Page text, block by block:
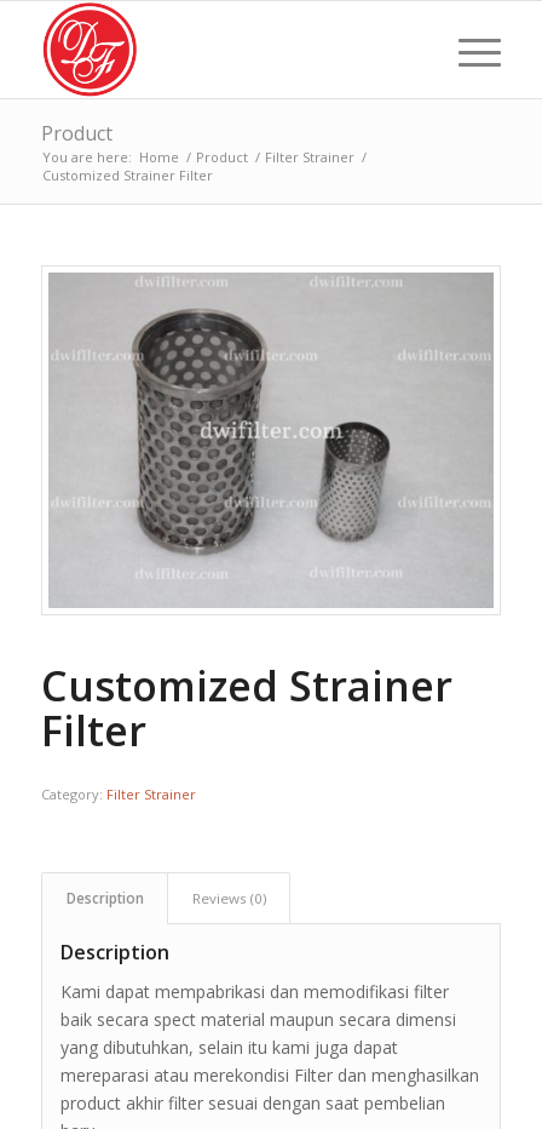
Product
You are here: Home / Product / Filter Strainer /
Customized Strainer Filter
Customized Strainer
Filter
Category: Filter Strainer
Description Reviews (0)
Description
Kami dapat mempabrikasi dan memodifikasi filter
baik secara spect material maupun secara dimensi
yang dibutuhkan, selain itu kami juga dapat
mereparasi atau merekondisi Filter dan menghasilkan
product akhir filter sesuai dengan saat pembelian